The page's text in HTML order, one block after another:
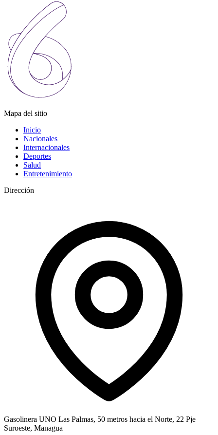
Mapa del sitio
Inicio
Nacionales
Internacionales
Deportes
Salud
Entretenimiento
Dirección
Gasolinera UNO Las Palmas, 50 metros hacia el Norte, 22 Pje
Suroeste, Managua